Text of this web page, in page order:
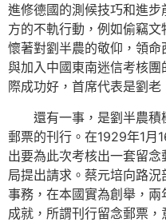
進修德國的測候技巧和進
方的不軌行動，例如偷竊
懷著對劉半農的敬仰，領
與加入中國東南迷信考核團
際成功好，首席代表是劉老
還有一事，是劉半農
郵票的刊行。在1929年1月
出要為此次考核出一套留
局提出請求。蔡元培向路
事務，在本國實為創舉，
成就，所謂刊行留念郵票